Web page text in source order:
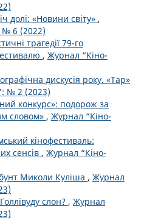
долі: «Новини світу» ,
№ 6 (2022)
трагедії 79-го
, Журнал “Кіно-
дискусія року. «Тар»
№ 2 (2023)
конкурс»: подорож за
словом» , Журнал “Кіно-
кінофестиваль:
сенсів , Журнал “Кіно-
Миколи Куліша , Журнал
слон? , Журнал